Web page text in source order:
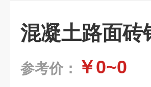
混凝土路面砖
参考价： ￥0~0